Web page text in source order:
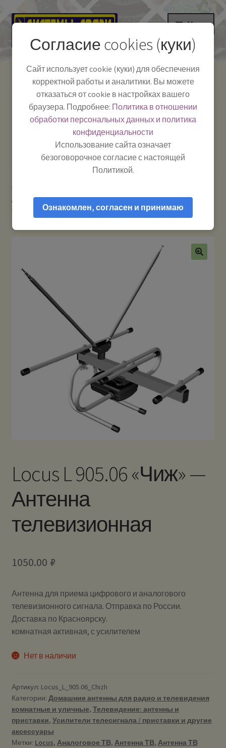
Перейти
навигации
Перейти
содержимому
Меню
Как пользоваться
Полезная информация
Мой аккаунт
Системы Связи:
г. Красноярск, ул.
Работаем:Пн-Пт:
10:00–18:00
-
Телефон:+7-
391-249-1040
Тел.|WA|Telegram:
+79029904090
Домашние антенны для радио и телевидения комнатные и
уличные
Locus L 905.06 «Чиж» — Антенна телевизионная
Locus L 905.06 «Чиж» —
Антенна
телевизионная
1050.00 ₽
Антенна для приема цифрового и аналогового
телевизионного сигнала. Отправка по России.
Доставка по Красноярску.
комнатная активная, с усилителем
Нет в наличии
Артикул: Locus_L_905.06_Chizh
Категории: Домашние антенны для радио и телевидения
комнатные и уличные, Телевидение: антенны и
приставки, Усилители телесигнала / приставки и другие
аксессуары
Метки: Locus, Аналоговое ТВ, Антенна ТВ, Антенна ТВ
Согласие cookies (куки)
Сайт использует cookie (куки) для обеспечения
корректной работы и аналитики. Вы можете
отказаться от cookie в настройках вашего
браузера. Подробнее: Политика в отношении
обработки персональных данных и политика
конфиденциальности
Использование сайта означает
безоговорочное согласие с настоящей
Политикой.
Ознакомлен, согласен и принимаю